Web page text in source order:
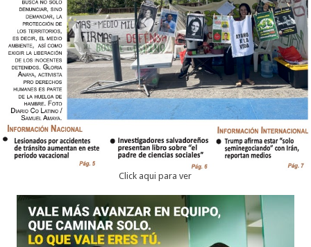
Click aqui para ver